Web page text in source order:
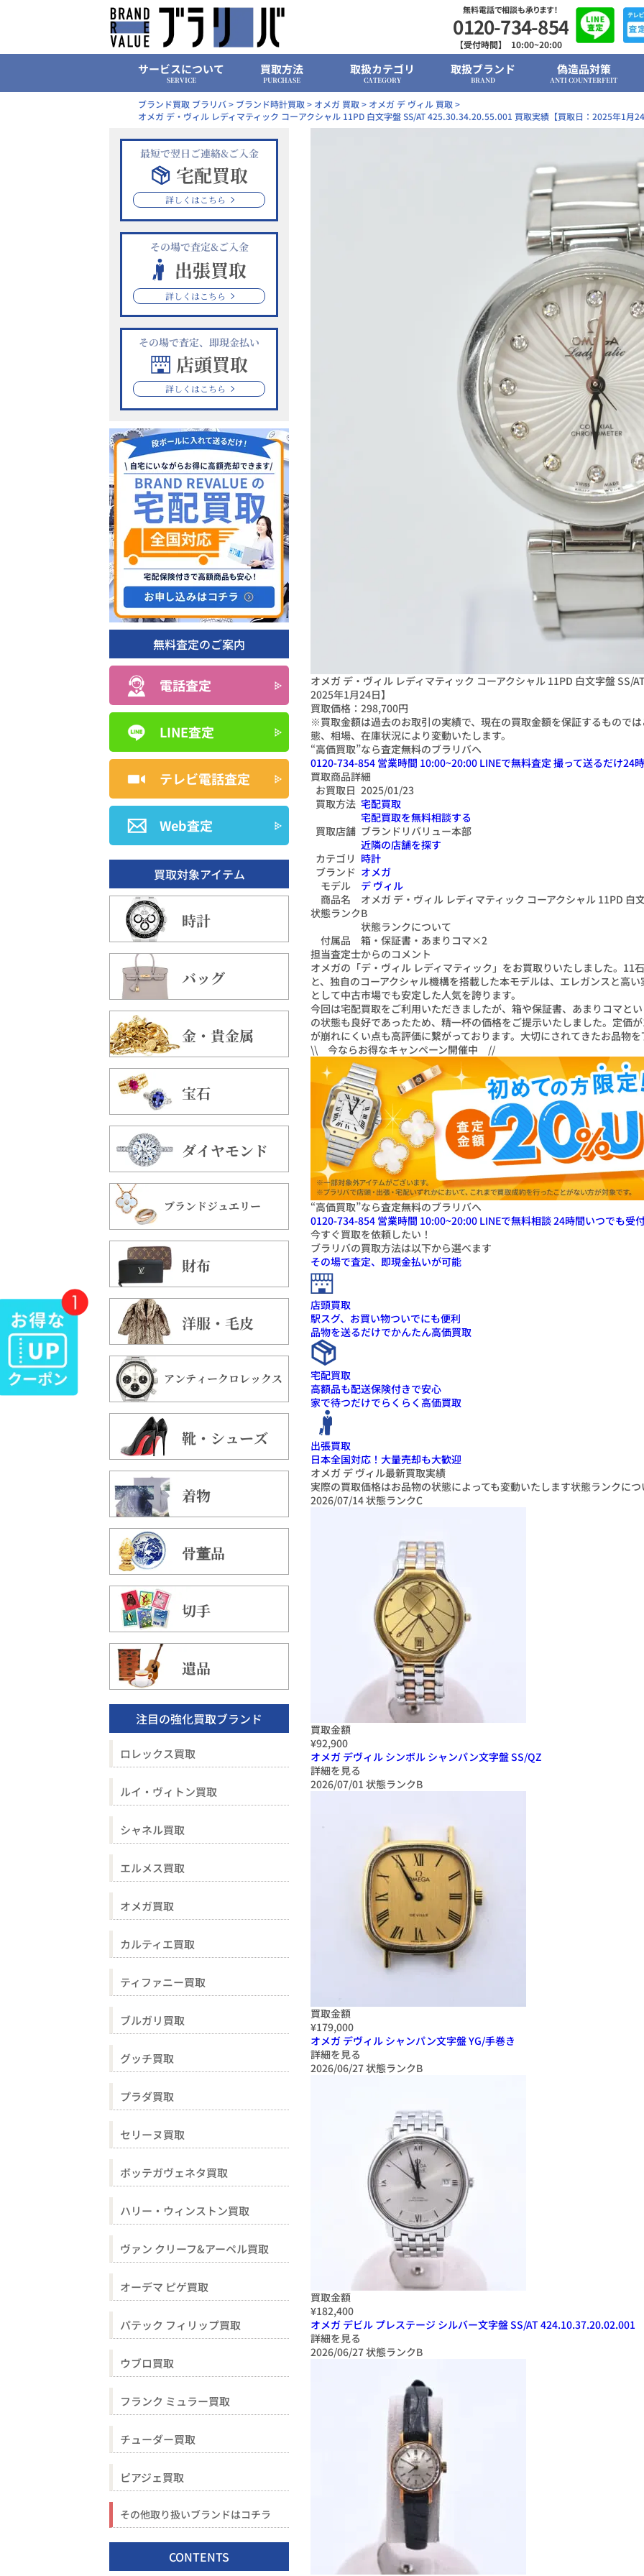
無料電話で相談も承ります！
0120-734-854
【受付時間】 10:00~20:00
サービスについて
SERVICE
買取方法
PURCHASE
取扱カテゴリ
CATEGORY
取扱ブランド
BRAND
偽造品対策
ANTI COUNTERFEIT
ブランド買取 ブラリバ> ブランド時計買取> オメガ 買取> オメガ デ ヴィル 買取>
オメガ デ・ヴィル レディマティック コーアクシャル 11PD 白文字盤 SS/AT 425.30.34.20.55.001 買取実績【買取日：2025年1月
最短で翌日ご連絡&ご入金
宅配買取
詳しくはこちら
その場で査定&ご入金
出張買取
詳しくはこちら
その場で査定、即現金払い
店頭買取
詳しくはこちら
無料査定のご案内
電話査定
LINE査定
テレビ電話査定
Web査定
買取対象アイテム
時計
バッグ
金・貴金属
宝石
ダイヤモンド
ブランドジュエリー
財布
洋服・毛皮
アンティークロレックス
靴・シューズ
着物
骨董品
切手
遺品
注目の強化買取ブランド
ロレックス買取
ルイ・ヴィトン買取
シャネル買取
エルメス買取
オメガ買取
カルティエ買取
ティファニー買取
ブルガリ買取
グッチ買取
プラダ買取
セリーヌ買取
ボッテガヴェネタ買取
ハリー・ウィンストン買取
ヴァン クリーフ&アーペル買取
オーデマ ピゲ買取
パテック フィリップ買取
ウブロ買取
フランク ミュラー買取
チューダー買取
ピアジェ買取
その他取り扱いブランドはコチラ
CONTENTS
オメガ デ・ヴィル レディマティック コーアクシャル 11PD 白文字盤 SS/
2025年1月24日】
買取価格： 298,700円
※買取金額は過去のお取引の実績で、現在の買取金額を保証するもので
態、相場、在庫状況により変動いたします。
“高価買取”なら査定無料のブラリバへ
0120-734-854 営業時間 10:00~20:00 LINEで無料査定撮って送るだけ24
買取商品詳細
お買取日 2025/01/23
買取方法 宅配買取
宅配買取を無料相談する
買取店舗 ブランドリバリュー本部
近隣の店舗を探す
カテゴリ 時計
ブランド オメガ
モデル
デ ヴィル
商品名
オメガ デ・ヴィル レディマティック コーアクシャル 11PD 白
状態ランクB
状態ランクについて
付属品
箱・保証書・あまりコマ×2
担当査定士からのコメント
オメガの「デ・ヴィル レディマティック」をお買取りいたしました。11
と、独自のコーアクシャル機構を搭載した本モデルは、エレガンスと高
として中古市場でも安定した人気を誇ります。
今回は宅配買取をご利用いただきましたが、箱や保証書、あまりコマと
の状態も良好であったため、精一杯の価格をご提示いたしました。定価
が崩れにくい点も高評価に繋がっております。大切にされてきたお品物
\\ 今ならお得なキャンペーン開催中 //
“高価買取”なら査定無料のブラリバへ
0120-734-854 営業時間 10:00~20:00 LINEで無料相談24時間いつでも受
今すぐ買取を依頼したい！
ブラリバの買取方法は以下から選べます
その場で査定、即現金払いが可能
店頭買取
駅スグ、お買い物ついでにも便利
品物を送るだけでかんたん高価買取
宅配買取
高額品も配送保険付きで安心
家で待つだけでらくらく高価買取
出張買取
日本全国対応！大量売却も大歓迎
オメガ デ ヴィル最新買取実績
実際の買取価格はお品物の状態によっても変動いたします状態ランクにつ
2026/07/14状態ランクC
買取金額
¥92,900
オメガ デヴィル シンボル シャンパン文字盤 SS/QZ
詳細を見る
2026/07/01 状態ランクB
買取金額
¥179,000
オメガ デヴィル シャンパン文字盤 YG/手巻き
詳細を見る
2026/06/27状態ランクB
買取金額
¥182,400
オメガ デビル プレステージ シルバー文字盤 SS/AT 424.10.37.20.02.001
詳細を見る
2026/06/27状態ランクB